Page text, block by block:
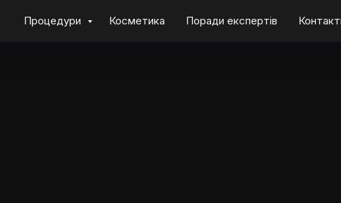
Процедури Косметика Поради експертів